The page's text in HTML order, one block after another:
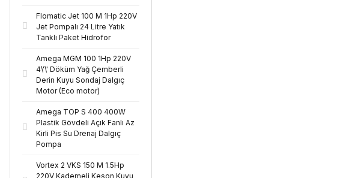
Flomatic Jet 100 M 1Hp 220V
Jet Pompalı 24 Litre Yatık
Tanklı Paket Hidrofor
Amega MGM 100 1Hp 220V
4\'\' Döküm Yağ Çemberli
Derin Kuyu Sondaj Dalgıç
Motor (Eco motor)
Amega TOP S 400 400W
Plastik Gövdeli Açık Fanlı Az
Kirli Pis Su Drenaj Dalgıç
Pompa
Vortex 2 VKS 150 M 1.5Hp
220V Kademeli Keson Kuyu